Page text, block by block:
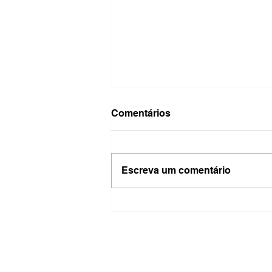
Comentários
Escreva um comentário